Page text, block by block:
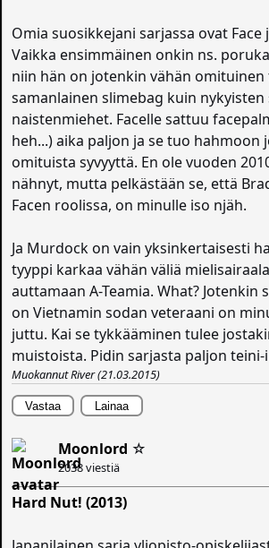
Omia suosikkejani sarjassa ovat Face
Vaikka ensimmäinen onkin ns.
niin hän on jotenkin vähän omituinen
samanlainen slimebag kuin nykyisten
naistenmiehet. Facelle sattuu
heh...) aika paljon ja se tuo hahmoon
omituista syvyyttä. En ole vuoden
nähnyt, mutta pelkästään se, että
Facen roolissa, on minulle iso njäh.
Ja Murdock on vain yksinkertaisesti
tyyppi karkaa vähän väliä
auttamaan A-Teamia. What? Jotenkin
on Vietnamin sodan veteraani on
juttu. Kai se tykkääminen tulee
muistoista. Pidin sarjasta paljon teini-
MuokannutRiver(21.03.2015)
Vastaa Lainaa
Moonlord ☆
2038 viestiä
Hard Nut! (2013)